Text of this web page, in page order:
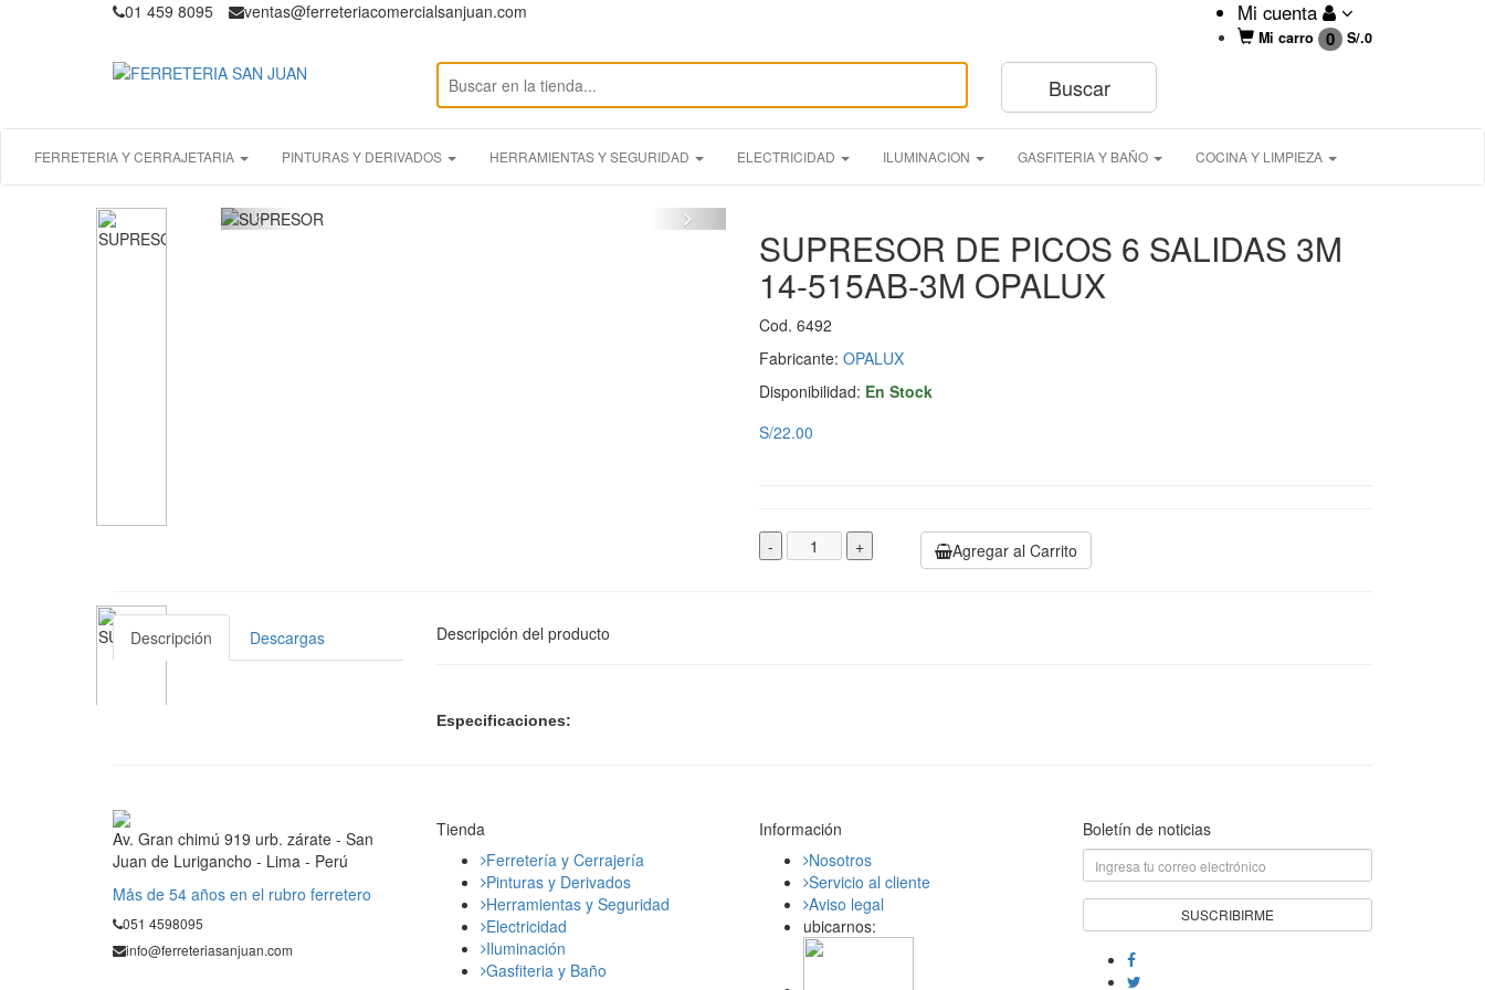
01 459 8095 ventas@ferreteriacomercialsanjuan.com Mi cuenta
Mi carro 0 S/.0
FERRETERIA Y CERRAJETARIA PINTURAS Y DERIVADOS HERRAMIENTAS Y SEGURIDAD ELECTRICIDAD ILUMINACION GASFITERIA Y BAÑO COCINA Y LIMPIEZA
SUPRESOR DE PICOS 6 SALIDAS 3M
14-515AB-3M OPALUX
Cod. 6492
Fabricante: OPALUX
Disponibilidad: En Stock
S/22.00
- + Agregar al Carrito
Descripción Descargas Descripción del producto
Especificaciones:
Av. Gran chimú 919 urb. zárate - San
Juan de Lurigancho - Lima - Perú
Mås de 54 años en el rubro ferretero
051 4598095
info@ferreteriasanjuan.com
Tienda
Ferretería y Cerrajería
Pinturas y Derivados
Herramientas y Seguridad
Electricidad
Iluminación
Gasfiteria y Baño
Información
Nosotros
Servicio al cliente
Aviso legal
ubicarnos:
Boletín de noticias